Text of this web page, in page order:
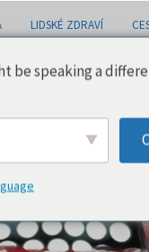
LIDSKÉ ZDRAVÍ
be speaking a